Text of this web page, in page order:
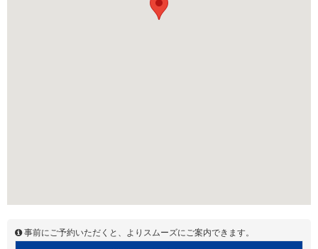
事前にご予約いただくと、よりスムーズにご案内できます。